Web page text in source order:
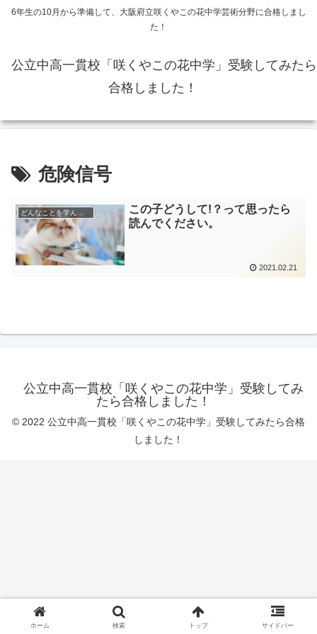
6年生の10月から準備して、大阪府立咲くやこの花中学芸術分野に合格しまし
た！
公立中高一貫校「咲くやこの花中学」受験してみたら
合格しました！
危険信号
この子どうして!？って思ったら
読んでください。
2021.02.21
公立中高一貫校「咲くやこの花中学」受験してみ
たら合格しました！
© 2022 公立中高一貫校「咲くやこの花中学」受験してみたら合格
しました！
ホーム 検索 トップ サイドバー